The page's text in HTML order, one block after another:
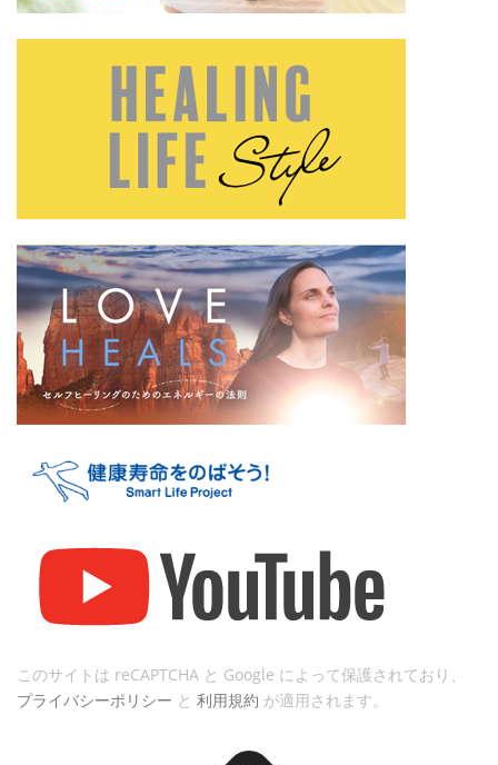
このサイトは reCAPTCHA と Google によって保護されており、
プライバシーポリシー と 利用規約 が適用されます。